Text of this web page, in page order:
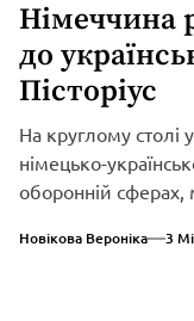
Німеччина
до
Пісторіус
На круглому столі
німецько-
оборонній сферах,
Новікова Вероніка 3